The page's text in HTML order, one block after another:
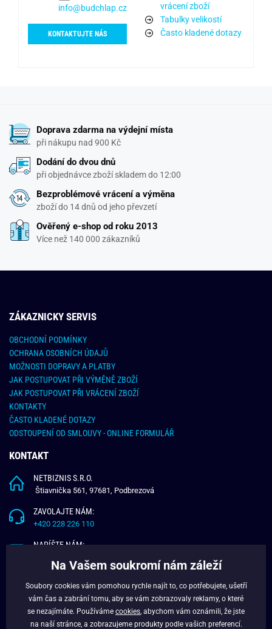
info@budchlap.cz
KONTAKTUJTE NÁS
vrácení zboží
Tabulky velikostí
Často kladené dotazy
Doprava zdarma na výdejní místa
při nákupu nad 900 Kč
Dodání do dvou dnů
při objednávce zboží skladem do 12:00
Bezproblémové vrácení a výměna
zboží do 14 dnů od jeho převzetí
Ověřený e-shop od roku 2013
Více než 140 000 zákazníků
ZÁKAZNICKY SERVIS
OBCHODNÍ PODMÍNKY
OCHRANA OSOBNÍCH ÚDAJŮ
MOŽNOSTI DOPRAVY A PLATBY
JAK POSTUPOVAT PŘI VÝMĚNĚ ZBOŽÍ
JAK POSTUPOVAT PŘI VRÁCENÍ ZBOŽÍ
KONTAKTY
ČASTO KLADENÉ DOTAZY
ODSTOUPENÍ OD SMLOUVY - ONLINE FORMULÁŘ
KONTAKT
NETBIZNIS S.R.O.
Štiavnička 561, 97681, Podbrezová
ZAVOLAJTE NÁM:
+420 228 226 110
NAPÍŠTE NÁM:
O NÁS
VĚRNOSTNÍ PROGRAM
Na Vašem soukromí nám záleží
Soubory cookies vám pomohou rychle najít to, co potřebujete, ušetří
vám čas a zabrání tomu, aby se vám zobrazovaly reklamy, o které
se nezajímáte. Používáme cookies , abychom vám oznámili, že jste
na naší stránce, a zobrazujeme produkty podle vašich preferencí.